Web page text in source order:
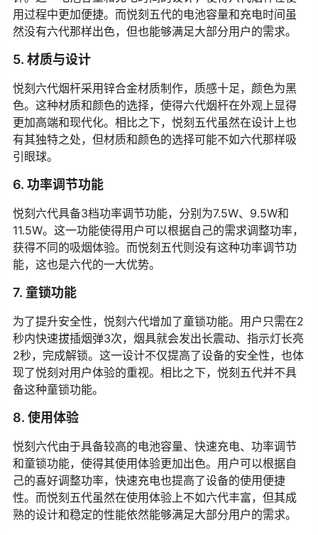
用过程中更加便捷。而悦刻五代的电池容量和充电时间虽
然没有六代那样出色，但也能够满足大部分用户的需求。
5. 材质与设计
悦刻六代烟杆采用锌合金材质制作，质感十足，颜色为黑
色。这种材质和颜色的选择，使得六代烟杆在外观上显得
更加高端和现代化。相比之下，悦刻五代虽然在设计上也
有其独特之处，但材质和颜色的选择可能不如六代那样吸
引眼球。
6. 功率调节功能
悦刻六代具备3档功率调节功能，分别为7.5W、9.5W和
11.5W。这一功能使得用户可以根据自己的需求调整功率，
获得不同的吸烟体验。而悦刻五代则没有这种功率调节功
能，这也是六代的一大优势。
7. 童锁功能
为了提升安全性，悦刻六代增加了童锁功能。用户只需在2
秒内快速拔插烟弹3次，烟具就会发出长震动、指示灯长亮
2秒，完成解锁。这一设计不仅提高了设备的安全性，也体
现了悦刻对用户体验的重视。相比之下，悦刻五代并不具
备这种童锁功能。
8. 使用体验
悦刻六代由于具备较高的电池容量、快速充电、功率调节
和童锁功能，使得其使用体验更加出色。用户可以根据自
己的喜好调整功率，快速充电也提高了设备的使用便捷
性。而悦刻五代虽然在使用体验上不如六代丰富，但其成
熟的设计和稳定的性能依然能够满足大部分用户的需求。